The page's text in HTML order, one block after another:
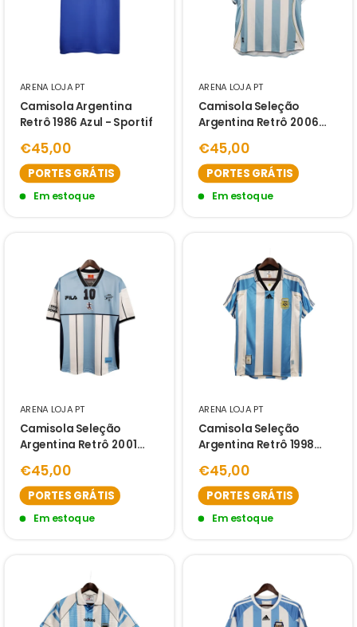
ARENA LOJA PT
Camisola Argentina
Retrô 1986 Azul - Sportif
€45,00
PORTES GRÁTIS
Em estoque
ARENA LOJA PT
Camisola Seleção
Argentina Retrô 2006
€45,00
PORTES GRÁTIS
Em estoque
ARENA LOJA PT
Camisola Seleção
Argentina Retrô 2001
€45,00
PORTES GRÁTIS
Em estoque
ARENA LOJA PT
Camisola Seleção
Argentina Retrô 1998
€45,00
PORTES GRÁTIS
Em estoque